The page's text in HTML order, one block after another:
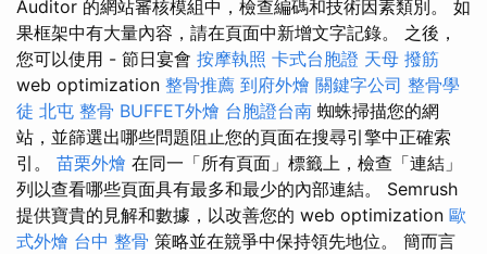
Auditor 的網站審核模組中，檢查編碼和技術因素類別。 如
果框架中有大量內容，請在頁面中新增文字記錄。 之後，
您可以使用 - 節日宴會 按摩執照 卡式台胞證 天母 撥筋
web optimization 整骨推薦 到府外燴 關鍵字公司 整骨學
徒 北屯 整骨 BUFFET外燴 台胞證台南 蜘蛛掃描您的網
站，並篩選出哪些問題阻止您的頁面在搜尋引擎中正確索
引。 苗栗外燴 在同一「所有頁面」標籤上，檢查「連結」
列以查看哪些頁面具有最多和最少的內部連結。 Semrush
提供寶貴的見解和數據，以改善您的 web optimization 歐
式外燴 台中 整骨 策略並在競爭中保持領先地位。 簡而言